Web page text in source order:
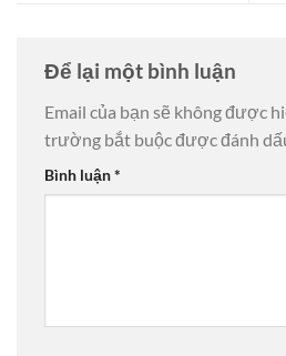
Để lại một bình luận
Email của bạn sẽ không được
trường bắt buộc được đánh
Bình luận*